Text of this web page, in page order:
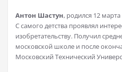
Антон Шастун, родился 12
С самого детства проявлял
изобретательству. Получил
московской школе и после
Московский Технический